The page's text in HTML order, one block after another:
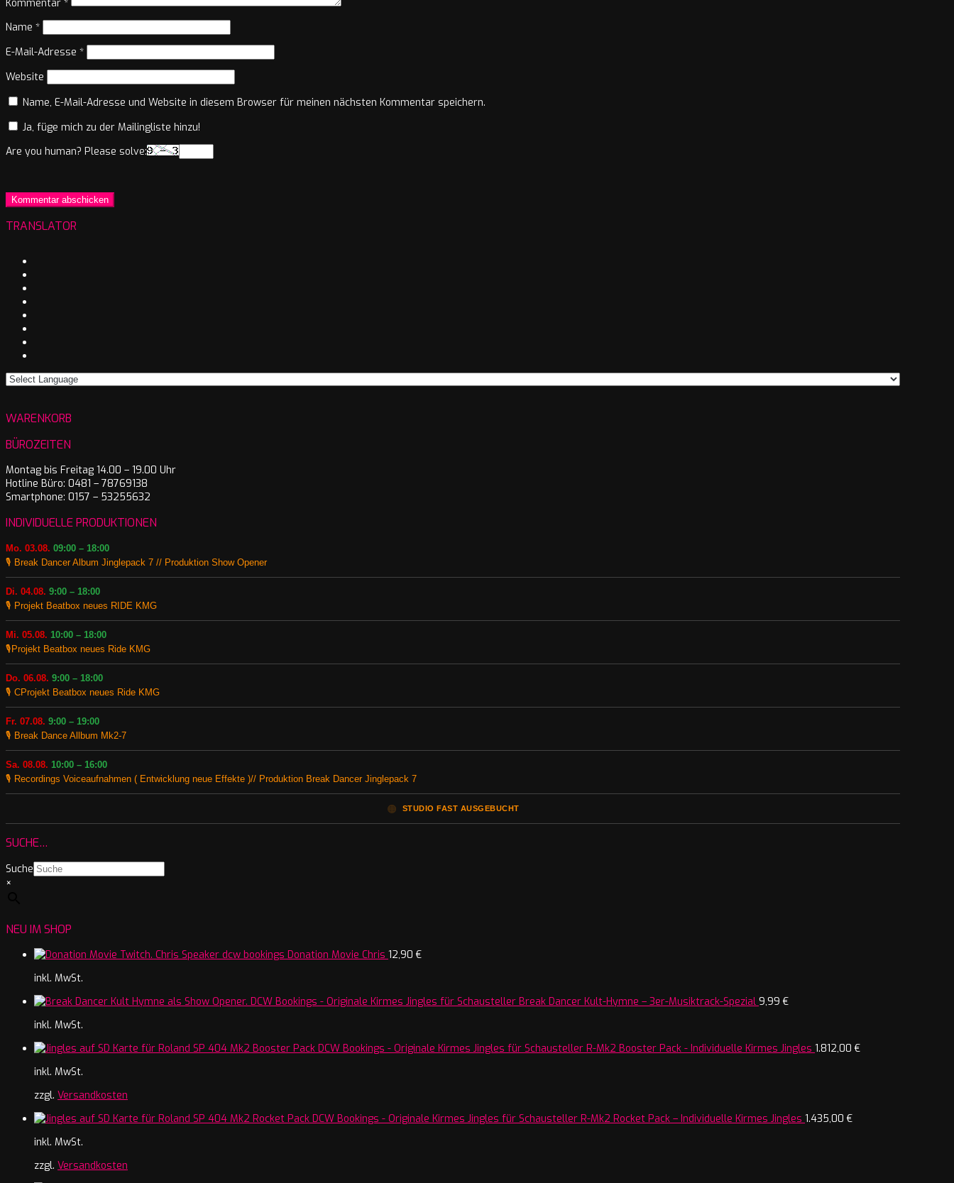
Kommentar *
Name *
E-Mail-Adresse *
Website
Name, E-Mail-Adresse und Website in diesem Browser für meinen nächsten Kommentar speichern.
Ja, füge mich zu der Mailingliste hinzu!
Are you human? Please solve:
TRANSLATOR
WARENKORB
BÜROZEITEN
Montag bis Freitag 14.00 – 19.00 Uhr
Hotline Büro: 0481 – 78769138
Smartphone: 0157 – 53255632
INDIVIDUELLE PRODUKTIONEN
Mo. 03.08. 09:00 – 18:00
🎙️ Break Dancer Album Jinglepack 7 // Produktion Show Opener
Di. 04.08. 9:00 – 18:00
🎙️ Projekt Beatbox neues RIDE KMG
Mi. 05.08. 10:00 – 18:00
🎙️Projekt Beatbox neues Ride KMG
Do. 06.08. 9:00 – 18:00
🎙️ CProjekt Beatbox neues Ride KMG
Fr. 07.08. 9:00 – 19:00
🎙️ Break Dance Allbum Mk2-7
Sa. 08.08. 10:00 – 16:00
🎙️ Recordings Voiceaufnahmen ( Entwicklung neue Effekte )// Produktion Break Dancer Jinglepack 7
🟠 STUDIO FAST AUSGEBUCHT
SUCHE…
Suche
×
NEU IM SHOP
Donation Movie Chris 12,90 €
inkl. MwSt.
Break Dancer Kult-Hymne – 3er-Musiktrack-Spezial 9,99 €
inkl. MwSt.
R-Mk2 Booster Pack - Individuelle Kirmes Jingles 1.812,00 €
inkl. MwSt.
zzgl. Versandkosten
R-Mk2 Rocket Pack – Individuelle Kirmes Jingles 1.435,00 €
inkl. MwSt.
zzgl. Versandkosten